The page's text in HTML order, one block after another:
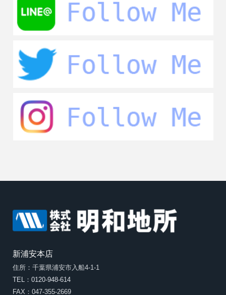
新浦安本店
住所：千葉県浦安市入船4-1-1
TEL：0120-948-614
FAX：047-355-2669